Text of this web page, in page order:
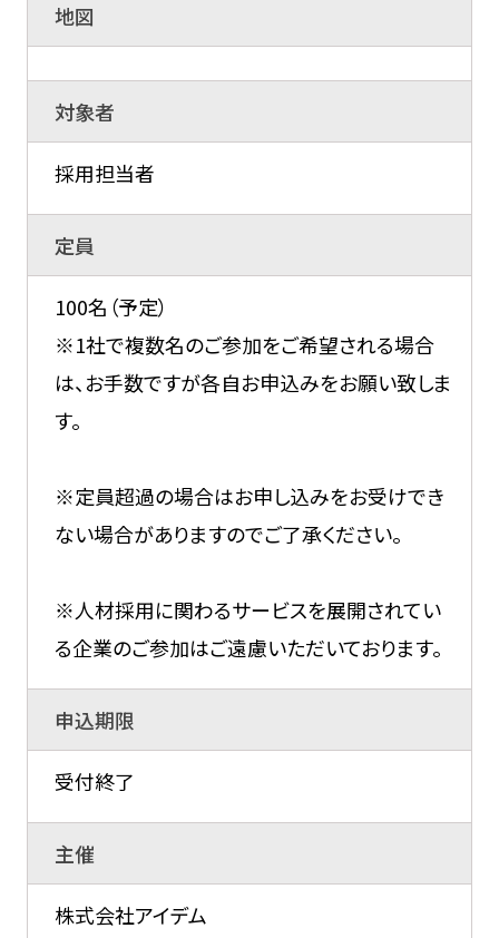
地図
対象者
採用担当者
定員
100名（予定）
※1社で複数名のご参加をご希望される場合
は、お手数ですが各自お申込みをお願い致しま
す。
※定員超過の場合はお申し込みをお受けでき
ない場合がありますのでご了承ください。
※人材採用に関わるサービスを展開されてい
る企業のご参加はご遠慮いただいております。
申込期限
受付終了
主催
株式会社アイデム